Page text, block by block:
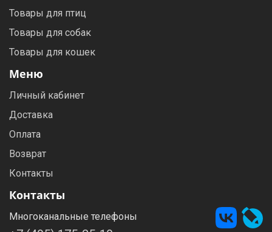
Товары для птиц
Товары для собак
Товары для кошек
Меню
Личный кабинет
Доставка
Оплата
Возврат
Контакты
Контакты
Многоканальные телефоны